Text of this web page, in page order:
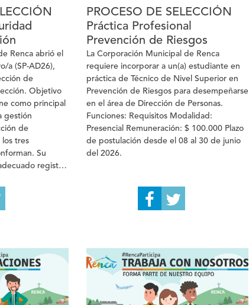
Renca abrió el
a (SP-AD26),
de
Objetivo
como principal
gestión
de
los tres
Su
registro,
soporte
y proyectos
pueden revisar
PROCESO DE SELECCIÓN
Práctica Profesional
Prevención de Riesgos
La Corporación Municipal de Renca
requiere incorporar a un(a) estudiante en
práctica de Técnico de Nivel Superior en
Prevención de Riesgos para desempeñarse
en el área de Dirección de Personas.
Funciones: Requisitos Modalidad:
Presencial Remuneración: $ 100.000 Plazo
de postulación desde el 08 al 30 de junio
del 2026.